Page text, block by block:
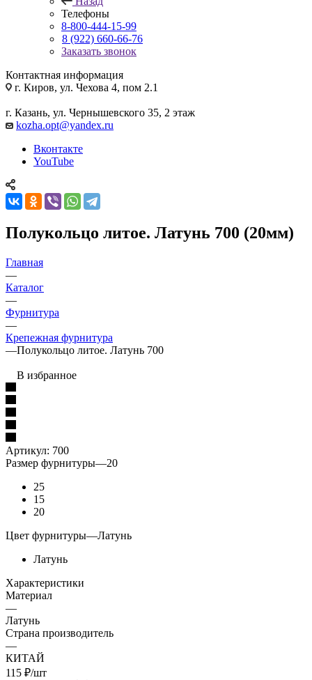
Телефоны
8-800-444-15-99
8 (922) 660-66-76
Заказать звонок
Контактная информация
г. Киров, ул. Чехова 4, пом 2.1
г. Казань, ул. Чернышевского 35, 2 этаж
kozha.opt@yandex.ru
Вконтакте
YouTube
Полукольцо литое. Латунь 700 (20мм)
Главная
—
Каталог
—
Фурнитура
—
Крепежная фурнитура
—Полукольцо литое. Латунь 700
В избранное
Артикул: 700
Размер фурнитуры—20
25
15
20
Цвет фурнитуры—Латунь
Латунь
Характеристики
Материал
—
Латунь
Страна производитель
—
КИТАЙ
115 ₽/шт